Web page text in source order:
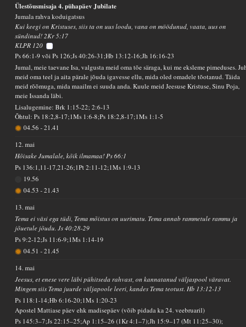
Ülestõusmisaja 4. pühapäev Jubilate
Jumala rahva koduigatsus
Kui keegi on Kristuses, siis ta on uus loodu, vana on möödunud, vaata, uus on
sündinud! 2Kr 5:17
KLPR 120
Ps 66:1-9 või Ps 126;Js 40:26-31;Hb 13:12-16;Jh 16:16-23
Jumal, meie taevane Isa, valgusta meid oma tõe säraga, kui me eksleme pimeduses.
meid oma teel ja aita pärale jõuda igavesse ellu, mida oled omadele tõotanud. Täida
meid rõõmuga, mida maailm ei suuda anda. Kuule meid Jeesuse Kristuse, Sinu Poja,
meie Issanda läbi.
Lisalugemine: Brk 1:15-22; 2:6-13
Õhtul: Ps 18:2,8-17;1Ms 1:6-8;Ps 18:2,8-17;1Ms 1:1-5
04.56 -21.41
12. mai
Hõisake Jumalale, kõik ilmamaa! Ps 66:1
Ps 136:1,11-17,21-26;1Pt 2:11-12;1Ms 1:9-13
19.56
04.53 -21.43
13. mai
Tema ei väsi ega tüdi, Tema mõistus on uurimatu. Tema annab rammetule rammu ja
jõuetule jõudu. Js 40:28-29
Ps 9:2-12;Js 11:6-9;1Ms 1:14-19
04.51 -21.45
14. mai
Jeesus, et enese vere läbi pühitseda rahvast, on kannatanud väljaspool väravat.
Mingem siis Tema juurde väljapoole leeri, kandes Tema teotust. Hb 13:12-13
Ps 118:1-14;Hb 6:16-20;1Ms 1:20-23
Apostel Mattiase päev ehk madisepäev (võib pidada ka 24. veebruaril)
Ps 145:3–7;Js 22:15–25;Ap 1:15–26 (1Kr 4:1–7);Jh 15:9–17 (Mt 11:25–30);